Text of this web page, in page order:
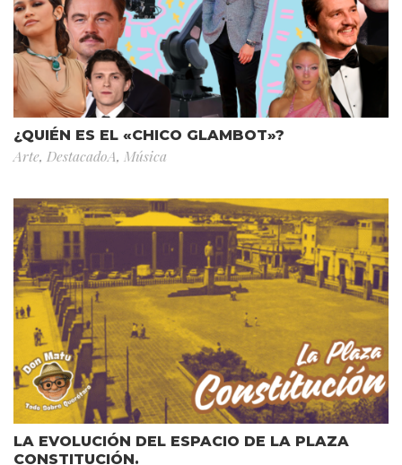
¿QUIÉN ES EL «CHICO GLAMBOT»?
Arte, DestacadoA, Música
LA EVOLUCIÓN DEL ESPACIO DE LA PLAZA
CONSTITUCIÓN.